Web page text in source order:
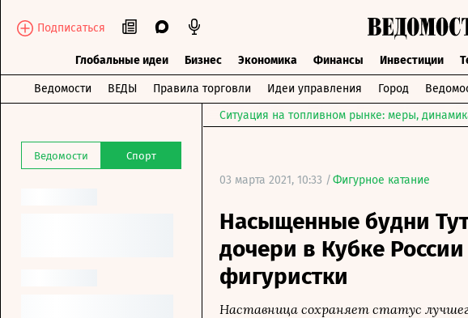
Подписаться
Глобальные идеи Бизнес Экономика Финансы Инвестиции
Ведомости ВЕДЫ Правила торговли Идеи управления Город
Ведомости Спорт
Ситуация на топливном рынке: меры,
03 марта 2021, 10:33 /Фигурное катание
Насыщенные будни
дочери в Кубке
фигуристки
Наставница сохраняет статус